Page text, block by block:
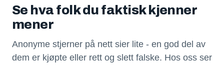
Se hva folk du faktisk kjenner
mener
Anonyme stjerner på nett sier lite - en god del av
dem er kjøpte eller rett og slett falske. Hos oss ser